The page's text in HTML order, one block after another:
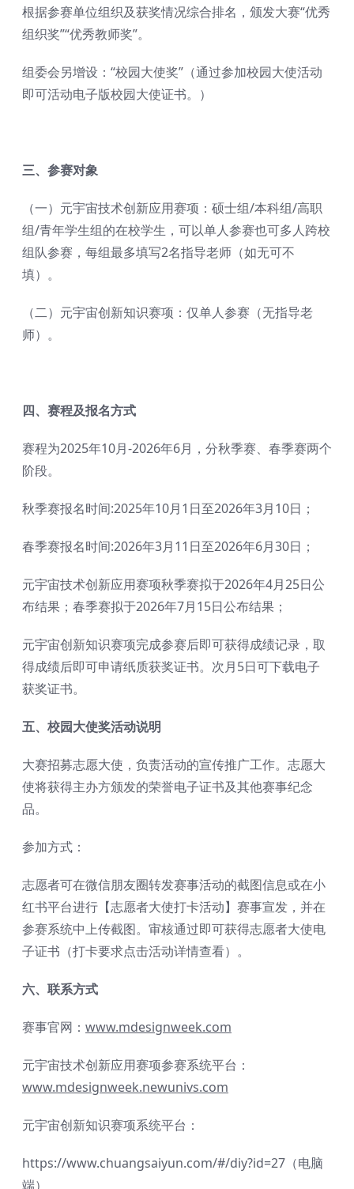
根据参赛单位组织及获奖情况综合排名，颁发大赛“优秀
组织奖”“优秀教师奖”。
组委会另增设：“校园大使奖”（通过参加校园大使活动
即可活动电子版校园大使证书。）
三、参赛对象
（一）元宇宙技术创新应用赛项：硕士组/本科组/高职
组/青年学生组的在校学生，可以单人参赛也可多人跨校
组队参赛，每组最多填写2名指导老师（如无可不
填）。
（二）元宇宙创新知识赛项：仅单人参赛（无指导老
师）。
四、赛程及报名方式
赛程为2025年10月-2026年6月，分秋季赛、春季赛两个
阶段。
秋季赛报名时间:2025年10月1日至2026年3月10日；
春季赛报名时间:2026年3月11日至2026年6月30日；
元宇宙技术创新应用赛项秋季赛拟于2026年4月25日公
布结果；春季赛拟于2026年7月15日公布结果；
元宇宙创新知识赛项完成参赛后即可获得成绩记录，取
得成绩后即可申请纸质获奖证书。次月5日可下载电子
获奖证书。
五、校园大使奖活动说明
大赛招募志愿大使，负责活动的宣传推广工作。志愿大
使将获得主办方颁发的荣誉电子证书及其他赛事纪念
品。
参加方式：
志愿者可在微信朋友圈转发赛事活动的截图信息或在小
红书平台进行【志愿者大使打卡活动】赛事宣发，并在
参赛系统中上传截图。审核通过即可获得志愿者大使电
子证书（打卡要求点击活动详情查看）。
六、联系方式
赛事官网： www.mdesignweek.com
元宇宙技术创新应用赛项参赛系统平台：
www.mdesignweek.newunivs.com
元宇宙创新知识赛项系统平台：
https://www.chuangsaiyun.com/#/diy?id=27（电脑
端）